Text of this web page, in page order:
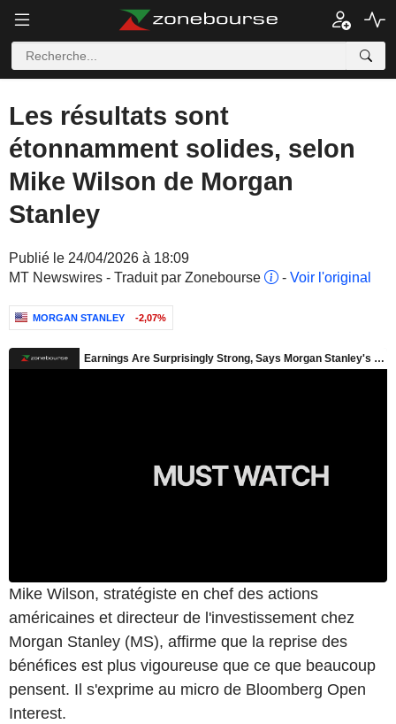
Les résultats sont
étonnamment solides, selon
Mike Wilson de Morgan
Stanley
Publié le 24/04/2026 à 18:09
MT Newswires - Traduit par Zonebourse
- Voir l'original
MORGAN STANLEY -2,07%
Mike Wilson, stratégiste en chef des actions
américaines et directeur de l'investissement chez
Morgan Stanley (MS), affirme que la reprise des
bénéfices est plus vigoureuse que ce que beaucoup
pensent. Il s'exprime au micro de Bloomberg Open
Interest.